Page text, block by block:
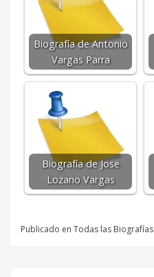
Biografía de Antonio
Vargas Parra
Biografía de Jose
Lozano Vargas
Publicado en Todas las Biografías